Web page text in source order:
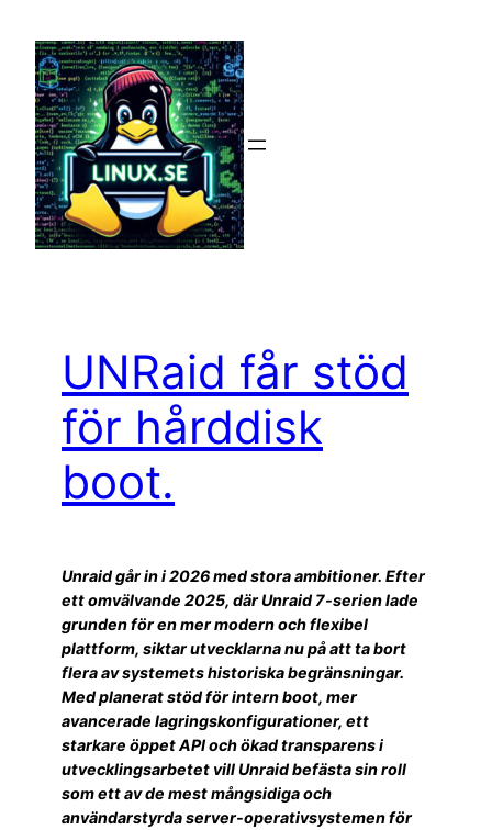
innehåll
UNRaid får stöd
för hårddisk
boot.
Unraid går in i 2026 med stora ambitioner. Efter
ett omvälvande 2025, där Unraid 7-serien lade
grunden för en mer modern och flexibel
plattform, siktar utvecklarna nu på att ta bort
flera av systemets historiska begränsningar.
Med planerat stöd för intern boot, mer
avancerade lagringskonfigurationer, ett
starkare öppet API och ökad transparens i
utvecklingsarbetet vill Unraid befästa sin roll
som ett av de mest mångsidiga och
användarstyrda server-operativsystemen för